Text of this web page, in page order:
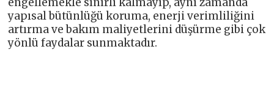
yapısal bütünlüğü koruma, enerji verimliliğini
artırma ve bakım maliyetlerini düşürme gibi çok
yönlü faydalar sunmaktadır.